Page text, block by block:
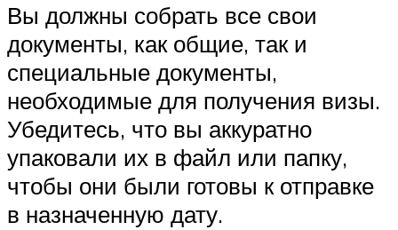
Вы должны собрать все свои
документы, как общие, так и
специальные документы,
необходимые для получения визы.
Убедитесь, что вы аккуратно
упаковали их в файл или папку,
чтобы они были готовы к отправке
в назначенную дату.